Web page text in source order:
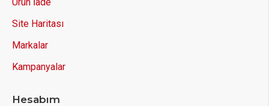
Site Haritası
Markalar
Kampanyalar
Hesabım